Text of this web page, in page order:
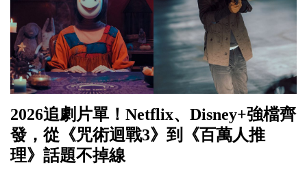
2026追劇片單！Netflix、Disney+強檔齊
發，從《咒術迴戰3》到《百萬人推
理》話題不掉線